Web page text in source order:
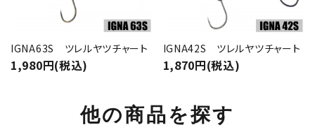
IGNA63S ツレルヤツチャート
1,980円(税込)
IGNA42S ツレルヤツチャート
1,870円(税込)
他の商品を探す